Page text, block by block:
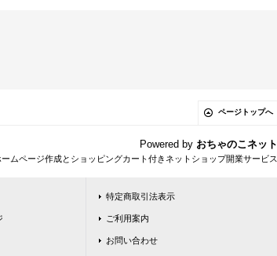
ページトップへ
Powered by おちゃのこネット
ームページ作成とショッピングカート付きネットショップ開業サービス
特定商取引法表示
ご利用案内
お問い合わせ